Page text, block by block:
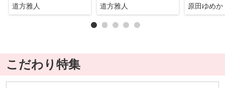
道方雅人 道方雅人 原田ゆめか
こだわり特集